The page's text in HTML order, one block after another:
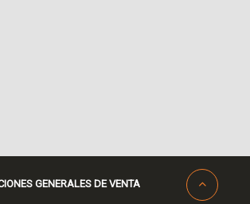
GENERALES DE VENTA